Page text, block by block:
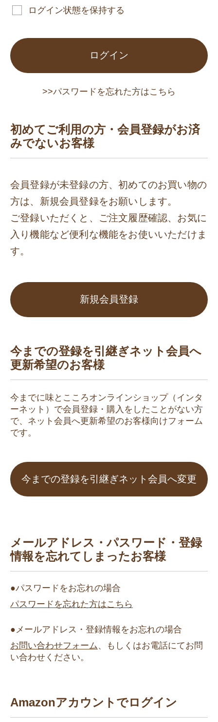
ログイン状態を保持する
ログイン
>>パスワードを忘れた方はこちら
初めてご利用の方・会員登録がお済
みでないお客様
会員登録が未登録の方、初めてのお買い物の
方は、新規会員登録をお願いします。
ご登録いただくと、ご注文履歴確認、お気に
入り機能など便利な機能をお使いいただけま
す。
新規会員登録
今までの登録を引継ぎネット会員へ
更新希望のお客様
今までに味とこころオンラインショップ（インタ
ーネット）で会員登録・購入をしたことがない方
で、ネット会員へ更新希望のお客様向けフォーム
です。
今までの登録を引継ぎネット会員へ変更
メールアドレス・パスワード・登録
情報を忘れてしまったお客様
●パスワードをお忘れの場合
パスワードを忘れた方はこちら
●メールアドレス・登録情報をお忘れの場合
お問い合わせフォーム、もしくはお電話にてお問
い合わせください。
Amazonアカウントでログイン